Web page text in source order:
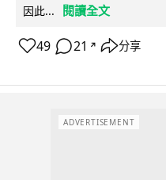
因此...
閱讀全文
49 21 ↗ 分享
ADVERTISEMENT